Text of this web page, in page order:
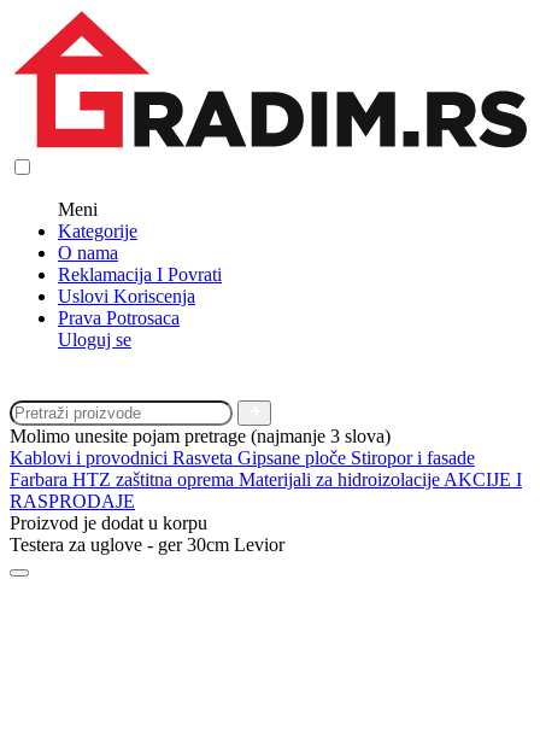
Meni
Kategorije
O nama
Reklamacija I Povrati
Uslovi Koriscenja
Prava Potrosaca
Uloguj se
Molimo unesite pojam pretrage (najmanje 3 slova)
Kablovi i provodnici Rasveta Gipsane ploče Stiropor i fasade
Farbara HTZ zaštitna oprema Materijali za hidroizolacije AKCIJE I
RASPRODAJE
Proizvod je dodat u korpu
Testera za uglove - ger 30cm Levior